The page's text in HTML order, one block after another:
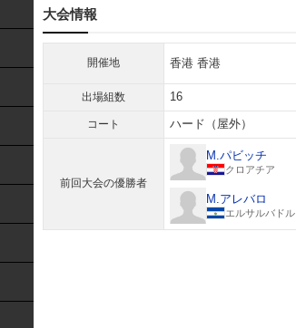
大会情報
開催地 香港 香港
出場組数 16
コート ハード（屋外）
前回大会の優勝者
M.パビッチ
クロアチア
M.アレバロ
エルサルバドル